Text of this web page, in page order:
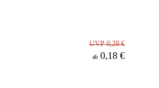
UVP 0,28 €
ab 0,18 €